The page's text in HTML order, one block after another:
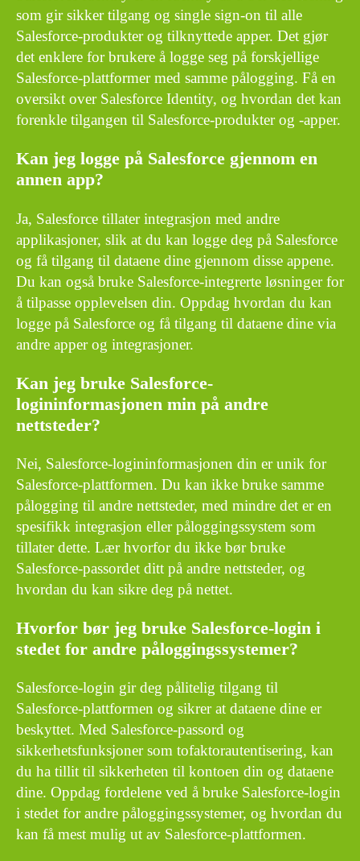
som gir sikker tilgang og single sign-on til alle
Salesforce-produkter og tilknyttede apper. Det gjør
det enklere for brukere å logge seg på forskjellige
Salesforce-plattformer med samme pålogging. Få en
oversikt over Salesforce Identity, og hvordan det kan
forenkle tilgangen til Salesforce-produkter og -apper.
Kan jeg logge på Salesforce gjennom en
annen app?
Ja, Salesforce tillater integrasjon med andre
applikasjoner, slik at du kan logge deg på Salesforce
og få tilgang til dataene dine gjennom disse appene.
Du kan også bruke Salesforce-integrerte løsninger for
å tilpasse opplevelsen din. Oppdag hvordan du kan
logge på Salesforce og få tilgang til dataene dine via
andre apper og integrasjoner.
Kan jeg bruke Salesforce-
logininformasjonen min på andre
nettsteder?
Nei, Salesforce-logininformasjonen din er unik for
Salesforce-plattformen. Du kan ikke bruke samme
pålogging til andre nettsteder, med mindre det er en
spesifikk integrasjon eller påloggingssystem som
tillater dette. Lær hvorfor du ikke bør bruke
Salesforce-passordet ditt på andre nettsteder, og
hvordan du kan sikre deg på nettet.
Hvorfor bør jeg bruke Salesforce-login i
stedet for andre påloggingssystemer?
Salesforce-login gir deg pålitelig tilgang til
Salesforce-plattformen og sikrer at dataene dine er
beskyttet. Med Salesforce-passord og
sikkerhetsfunksjoner som tofaktorautentisering, kan
du ha tillit til sikkerheten til kontoen din og dataene
dine. Oppdag fordelene ved å bruke Salesforce-login
i stedet for andre påloggingssystemer, og hvordan du
kan få mest mulig ut av Salesforce-plattformen.